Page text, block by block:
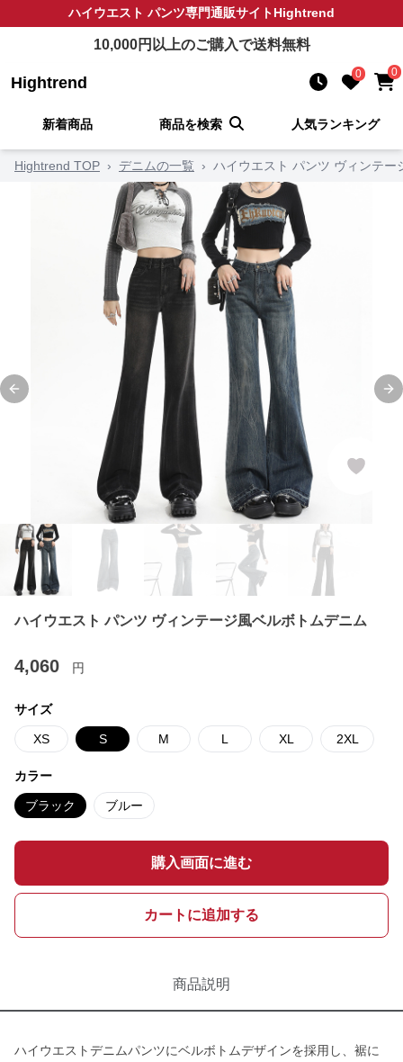
ハイウエスト パンツ専門通販サイトHightrend
10,000円以上のご購入で送料無料
Hightrend 0 0
新着商品 商品を検索 人気ランキング
Hightrend TOP › デニムの一覧 › ハイウエスト パンツ ヴィンテー
Previous slide
ハイウエスト パンツ ヴィンテージ風ベルボトムデニム
4,060 円
サイズ
XS S M L XL 2XL
カラー
ブラック ブルー
購入画面に進む
カートに追加する
商品説明
ハイウエストデニムパンツにベルボトムデザインを採用し、裾に